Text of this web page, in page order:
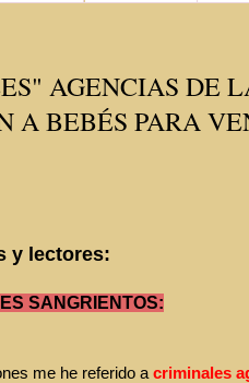
AGENCIAS DE
A BEBÉS PARA
y lectores:
SANGRIENTOS:
me he referido a criminales